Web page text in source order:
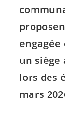
un
lors des
mars